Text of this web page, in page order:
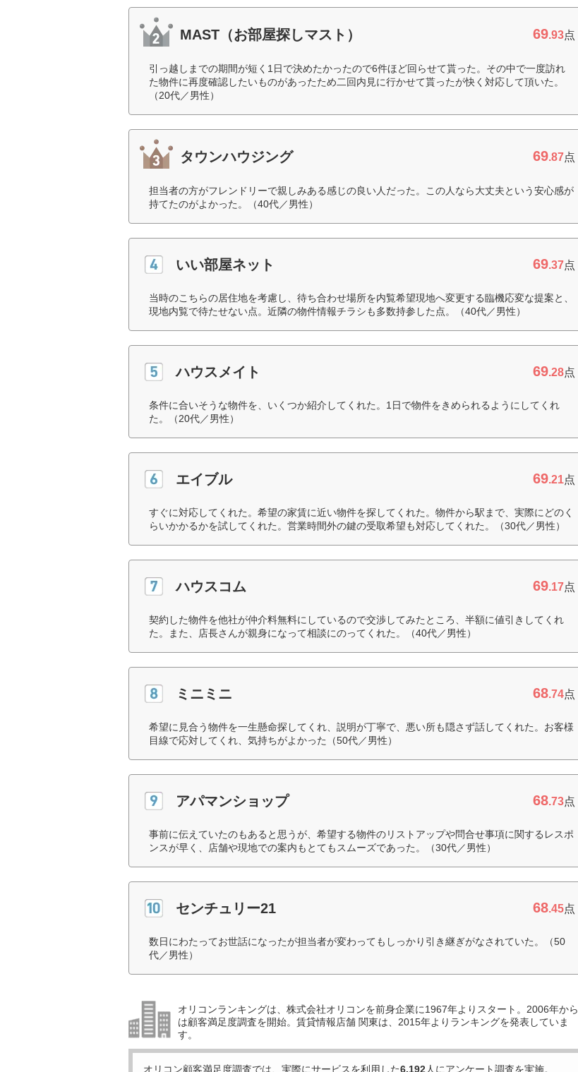
MAST（お部屋探しマスト） 69.93点
引っ越しまでの期間が短く1日で決めたかったので6件ほど回らせて貰った。その中で一度訪れ
た物件に再度確認したいものがあったため二回内見に行かせて貰ったが快く対応して頂いた。
（20代／男性）
タウンハウジング 69.87点
担当者の方がフレンドリーで親しみある感じの良い人だった。この人なら大丈夫という安心感が
持てたのがよかった。（40代／男性）
いい部屋ネット 69.37点
当時のこちらの居住地を考慮し、待ち合わせ場所を内覧希望現地へ変更する臨機応変な提案と、
現地内覧で待たせない点。近隣の物件情報チラシも多数持参した点。（40代／男性）
ハウスメイト 69.28点
条件に合いそうな物件を、いくつか紹介してくれた。1日で物件をきめられるようにしてくれ
た。（20代／男性）
エイブル 69.21点
すぐに対応してくれた。希望の家賃に近い物件を探してくれた。物件から駅まで、実際にどのく
らいかかるかを試してくれた。営業時間外の鍵の受取希望も対応してくれた。（30代／男性）
ハウスコム 69.17点
契約した物件を他社が仲介料無料にしているので交渉してみたところ、半額に値引きしてくれ
た。また、店長さんが親身になって相談にのってくれた。（40代／男性）
ミニミニ 68.74点
希望に見合う物件を一生懸命探してくれ、説明が丁寧で、悪い所も隠さず話してくれた。お客様
目線で応対してくれ、気持ちがよかった（50代／男性）
アパマンショップ 68.73点
事前に伝えていたのもあると思うが、希望する物件のリストアップや問合せ事項に関するレスポ
ンスが早く、店舗や現地での案内もとてもスムーズであった。（30代／男性）
センチュリー21 68.45点
数日にわたってお世話になったが担当者が変わってもしっかり引き継ぎがなされていた。（50
代／男性）
オリコンランキングは、株式会社オリコンを前身企業に1967年よりスタート。2006年から
は顧客満足度調査を開始。賃貸情報店舗 関東は、2015年よりランキングを発表していま
す。
オリコン顧客満足度調査では、実際にサービスを利用した6,192人にアンケート調査を実施。